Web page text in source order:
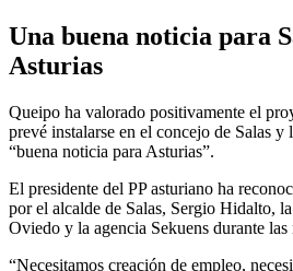
Una buena noticia para
Asturias
Queipo ha valorado positivamente el
prevé instalarse en el concejo de Salas
“buena noticia para Asturias”.
El presidente del PP asturiano ha
por el alcalde de Salas, Sergio Hidalto,
Oviedo y la agencia Sekuens durante las
“Necesitamos creación de empleo,